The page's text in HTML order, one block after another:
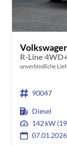
unverbindliche
90047
Diesel
142 kW
07.01.2026